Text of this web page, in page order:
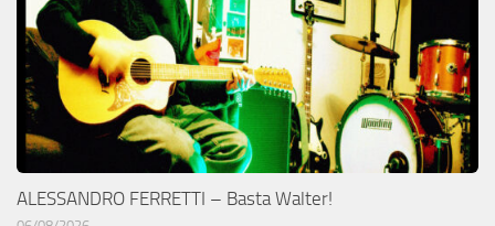
ALESSANDRO FERRETTI – Basta Walter!